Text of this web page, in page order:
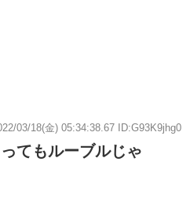
03/18(金) 05:34:38.67 ID:G93K9jhg0
てもルーブルじゃ